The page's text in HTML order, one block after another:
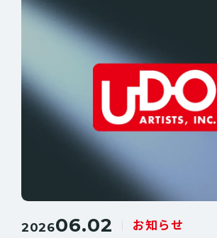
THE BLACK CROWES
Unlucky Morpheus
7ORDER
秋山歌謡祭
ウドー音楽事務所
フジタ カコ
サウンドメッセ
202606.02 お知らせ